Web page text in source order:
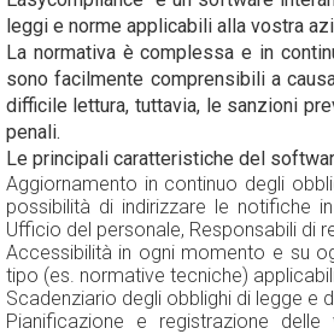
leggi e norme applicabili alla vostra
La normativa è complessa e in
sono facilmente comprensibili a
difficile lettura, tuttavia, le sanzioni
penali.
Le principali caratteristiche del
Aggiornamento in continuo degli
possibilità di indirizzare le notifiche
Ufficio del personale, Responsabili di
Accessibilità in ogni momento e su
tipo (es. normative tecniche)
Scadenziario degli obblighi di legge e
Pianificazione e registrazione